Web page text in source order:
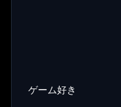
ゲーム好き